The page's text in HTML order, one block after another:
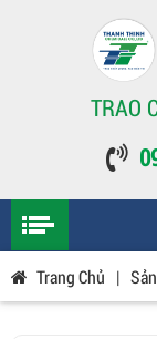
TRAO
Trang Chủ |